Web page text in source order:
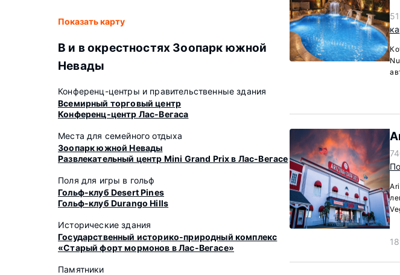
Показать карту
В и в окрестностях Зоопарк южной
Невады
Конференц-центры и правительственные здания
Всемирный торговый центр
Конференц-центр Лас-Вегаса
Места для семейного отдыха
Зоопарк южной Невады
Развлекательный центр Mini Grand Prix в Лас-Вегасе
Поля для игры в гольф
Гольф-клуб Desert Pines
Гольф-клуб Durango Hills
Исторические здания
Государственный историко-природный комплекс
«Старый форт мормонов в Лас-Вегасе»
Памятники